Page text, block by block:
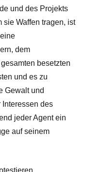
und des Projekts
sie Waffen tragen, ist
dem
besetzten
und es zu
Gewalt und
des
jeder Agent ein
auf seinem